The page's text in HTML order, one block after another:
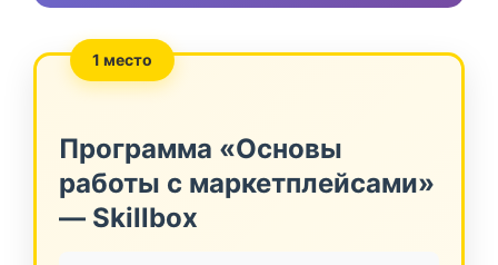
1 место
Программа «Основы
работы с маркетплейсами»
— Skillbox